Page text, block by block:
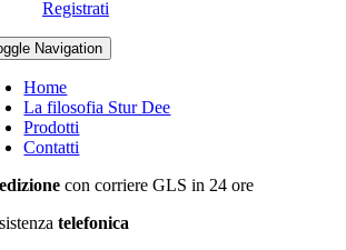
Registrati
Navigation
Home
La filosofia Stur Dee
Prodotti
Contatti
con corriere GLS in 24 ore
telefonica